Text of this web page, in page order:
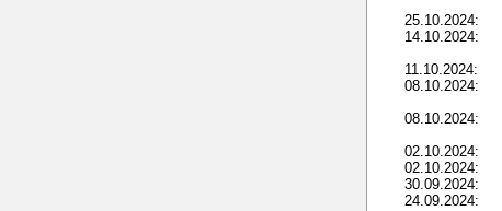
25.10.2024:
14.10.2024:
11.10.2024:
08.10.2024:
08.10.2024:
02.10.2024:
02.10.2024:
30.09.2024:
24.09.2024: